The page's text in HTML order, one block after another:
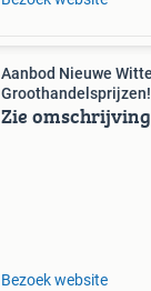
Aanbod Nieuwe
Groothandelsprijzen!
Zie omschrijving
Bezoek website